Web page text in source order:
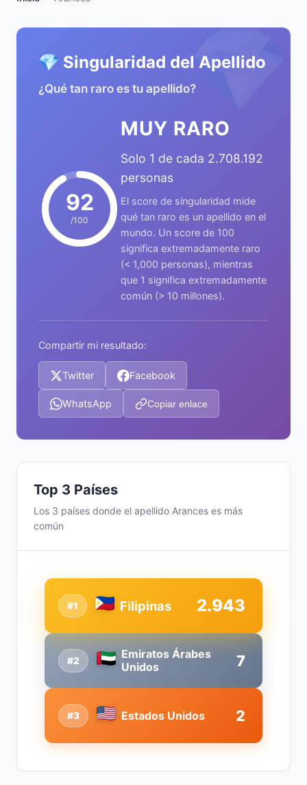
💎
💎 Singularidad del Apellido
¿Qué tan raro es tu apellido?
92
/100
MUY RARO
Solo 1 de cada 2.708.192
personas
El score de singularidad mide
qué tan raro es un apellido en el
mundo. Un score de 100
significa extremadamente raro
(< 1,000 personas), mientras
que 1 significa extremadamente
común (> 10 millones).
Compartir mi resultado:
Twitter Facebook
WhatsApp Copiar enlace
Top 3 Países
Los 3 países donde el apellido Arances es más
común
#2
Emiratos Árabes
Unidos
7
#1 Filipinas 2.943
#3 Estados Unidos 2